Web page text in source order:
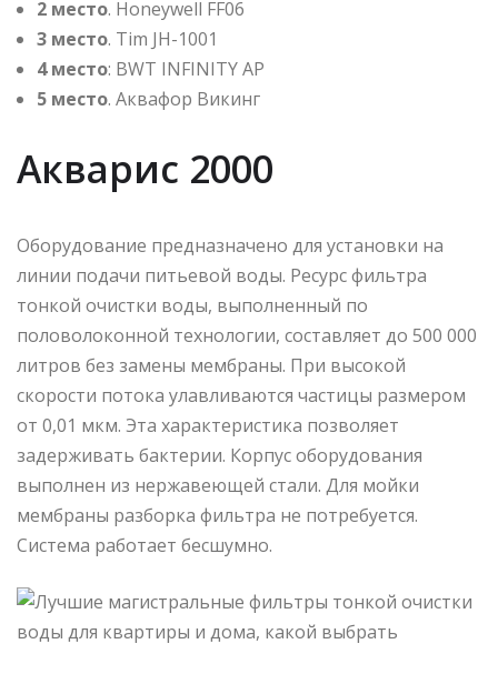
2 место. Honeywell FF06
3 место. Tim JH-1001
4 место: BWT INFINITY AP
5 место. Аквафор Викинг
Акварис 2000
Оборудование предназначено для установки на
линии подачи питьевой воды. Ресурс фильтра
тонкой очистки воды, выполненный по
половолоконной технологии, составляет до 500 000
литров без замены мембраны. При высокой
скорости потока улавливаются частицы размером
от 0,01 мкм. Эта характеристика позволяет
задерживать бактерии. Корпус оборудования
выполнен из нержавеющей стали. Для мойки
мембраны разборка фильтра не потребуется.
Система работает бесшумно.